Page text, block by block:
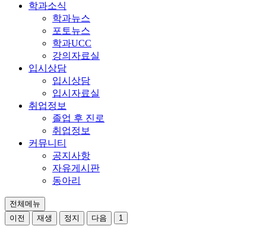
학과소식
학과뉴스
포토뉴스
학과UCC
강의자료실
입시상담
입시상담
입시자료실
취업정보
졸업 후 진로
취업정보
커뮤니티
공지사항
자유게시판
동아리
전체메뉴
이전
재생 정지 다음 1